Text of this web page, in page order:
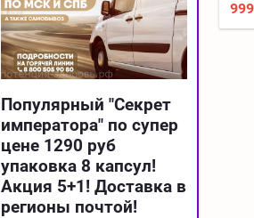
Популярный "Секрет
императора" по супер
цене 1290 руб
упаковка 8 капсул!
Акция 5+1! Доставка в
регионы почтой!